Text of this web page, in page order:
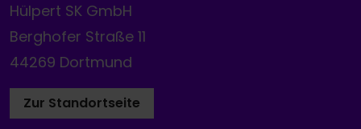
Hülpert SK GmbH
Berghofer Straße 11
44269 Dortmund
Zur Standortseite